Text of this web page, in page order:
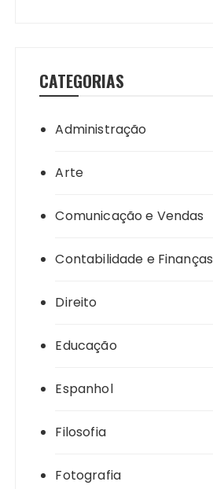
CATEGORIAS
Administração
Arte
Comunicação e Vendas
Contabilidade e Finanças
Direito
Educação
Espanhol
Filosofia
Fotografia